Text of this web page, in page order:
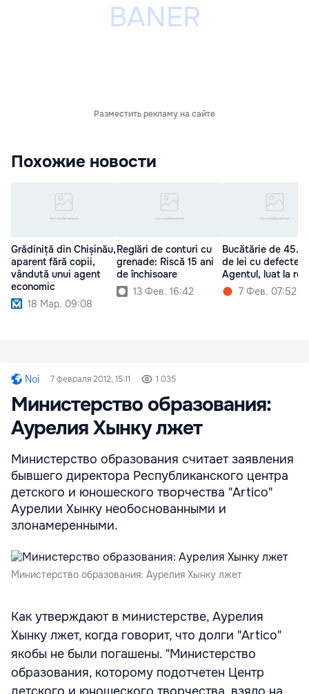
Разместить рекламу на сайте
Похожие новости
Grădiniță din Chișinău,
aparent fără copii,
vândută unui agent
economic
18 Мар. 09:08
Reglări de conturi cu
grenade: Riscă 15 ani
de închisoare
13 Фев. 16:42
Bucătărie de
de lei cu defecte.
Agentul, luat la
7 Фев. 07:52
Noi 7 февраля 2012, 15:11 1 035
Министерство образования:
Аурелия Хынку лжет
Министерство образования считает заявления
бывшего директора Республиканского центра
детского и юношеского творчества "Artico"
Аурелии Хынку необоснованными и
злонамеренными.
Министерство образования: Аурелия Хынку лжет
Как утверждают в министерстве, Аурелия
Хынку лжет, когда говорит, что долги "Artico"
якобы не были погашены. "Министерство
образования, которому подотчетен Центр